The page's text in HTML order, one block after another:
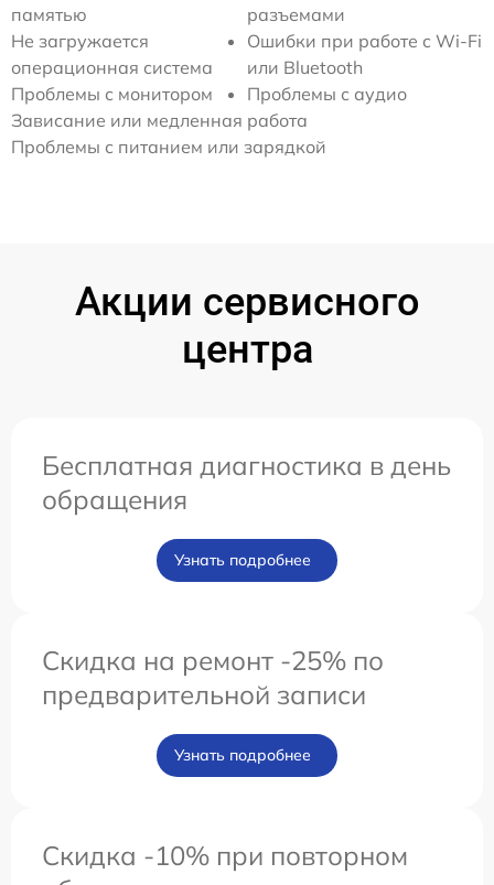
памятью
Не загружается
операционная система
Проблемы с монитором
разъемами
Ошибки при работе с Wi-Fi
или Bluetooth
Проблемы с аудио
Зависание или медленная работа
Проблемы с питанием или зарядкой
Акции сервисного
центра
Бесплатная диагностика в день
обращения
Узнать подробнее
Скидка на ремонт -25% по
предварительной записи
Узнать подробнее
Скидка -10% при повторном